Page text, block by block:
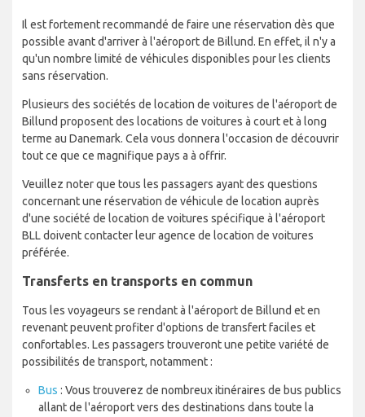
Il est fortement recommandé de faire une réservation dès que
possible avant d'arriver à l'aéroport de Billund. En effet, il n'y a
qu'un nombre limité de véhicules disponibles pour les clients
sans réservation.
Plusieurs des sociétés de location de voitures de l'aéroport de
Billund proposent des locations de voitures à court et à long
terme au Danemark. Cela vous donnera l'occasion de découvrir
tout ce que ce magnifique pays a à offrir.
Veuillez noter que tous les passagers ayant des questions
concernant une réservation de véhicule de location auprès
d'une société de location de voitures spécifique à l'aéroport
BLL doivent contacter leur agence de location de voitures
préférée.
Transferts en transports en commun
Tous les voyageurs se rendant à l'aéroport de Billund et en
revenant peuvent profiter d'options de transfert faciles et
confortables. Les passagers trouveront une petite variété de
possibilités de transport, notamment :
Bus : Vous trouverez de nombreux itinéraires de bus publics
allant de l'aéroport vers des destinations dans toute la